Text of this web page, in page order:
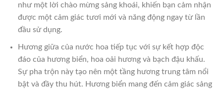
như một lời chào mừng sảng khoái, khiến bạn cảm nhận
được một cảm giác tươi mới và năng động ngay từ lần
đầu sử dụng.
Hương giữa của nước hoa tiếp tục với sự kết hợp độc
đáo của hương biển, hoa oải hương và bạch đậu khấu.
Sự pha trộn này tạo nên một tầng hương trung tâm nổi
bật và đầy thu hút. Hương biển mang đến cảm giác sảng